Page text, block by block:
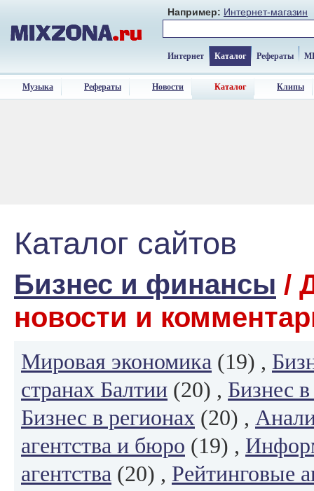
Например: Интернет-магазин
Интернет Каталог Рефераты
Музыка Рефераты Новости Каталог Клипы
Каталог сайтов
Бизнес и финансы /
новости и
Мировая экономика (19) ,
странах Балтии (20) , Бизнес
Бизнес в регионах (20) ,
агентства и бюро (19) ,
агентства (20) , Рейтинговые